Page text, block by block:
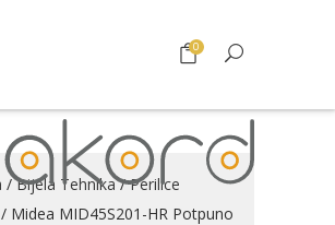
0
/Bijela Tehnika/Perilice
/ Midea MID45S201-HR Potpuno